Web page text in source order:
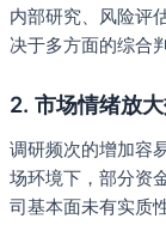
内部研究、风险评
决于多方面的综合判
2. 市场情绪放
调研频次的增加容
场环境下，部分资
司基本面未有实质